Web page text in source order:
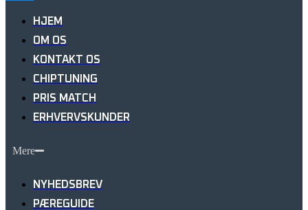
HJEM
OM OS
KONTAKT OS
CHIPTUNING
PRIS MATCH
ERHVERVSKUNDER
Mere
NYHEDSBREV
PÆREGUIDE